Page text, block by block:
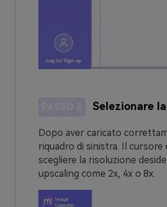
Selezionare
Dopo aver caricato
riquadro di sinistra. Il cursore
scegliere la risoluzione
upscaling come 2x, 4x o 8x.